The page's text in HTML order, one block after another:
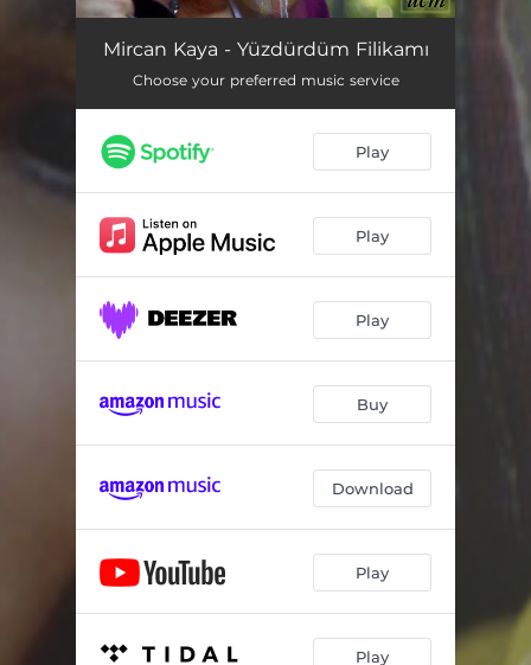
Yüzdürdüm Filikamı 03:27
Mircan Kaya - Yüzdürdüm Filikamı
Choose your preferred music service
Play
Play
Play
Buy
Download
Play
Play